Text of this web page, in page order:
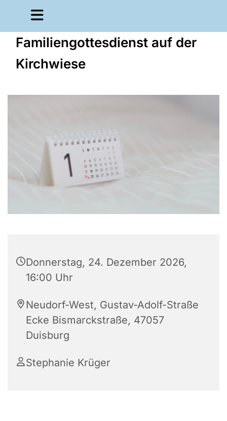
Familiengottesdienst auf der
Kirchwiese
Donnerstag, 24. Dezember 2026,
16:00 Uhr
Neudorf-West, Gustav-Adolf-Straße
Ecke Bismarckstraße, 47057
Duisburg
Stephanie Krüger